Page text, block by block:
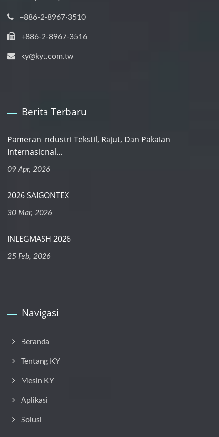
+886-2-8967-3510
+886-2-8967-3516
ky@kyt.com.tw
Berita Terbaru
Pameran Industri Tekstil, Rajut, Dan Pakaian
Internasional...
09 Apr, 2026
2026 SAIGONTEX
30 Mar, 2026
INLEGMASH 2026
25 Feb, 2026
Navigasi
Beranda
Tentang KY
Mesin KY
Aplikasi
Solusi